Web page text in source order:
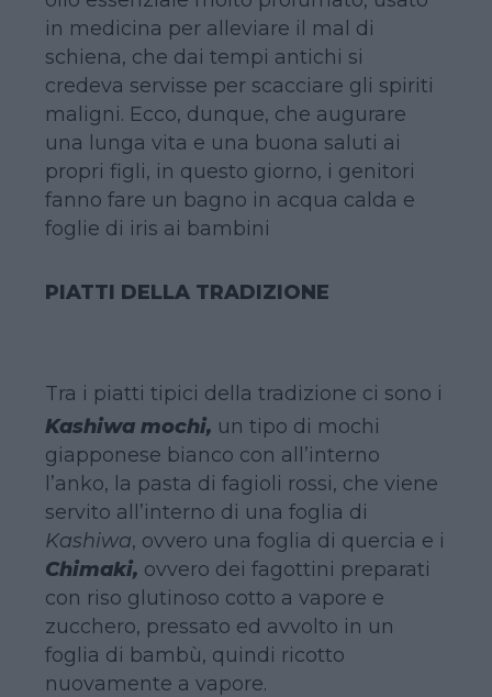
in medicina per alleviare il mal di
schiena, che dai tempi antichi si
credeva servisse per scacciare gli spiriti
maligni. Ecco, dunque, che augurare
una lunga vita e una buona saluti ai
propri figli, in questo giorno, i genitori
fanno fare un bagno in acqua calda e
foglie di iris ai bambini
PIATTI DELLA TRADIZIONE
Tra i piatti tipici della tradizione ci sono i
Kashiwa mochi, un tipo di mochi
giapponese bianco con all’interno
l’anko, la pasta di fagioli rossi, che viene
servito all’interno di una foglia di
Kashiwa, ovvero una foglia di quercia e i
Chimaki, ovvero dei fagottini preparati
con riso glutinoso cotto a vapore e
zucchero, pressato ed avvolto in un
foglia di bambù, quindi ricotto
nuovamente a vapore.